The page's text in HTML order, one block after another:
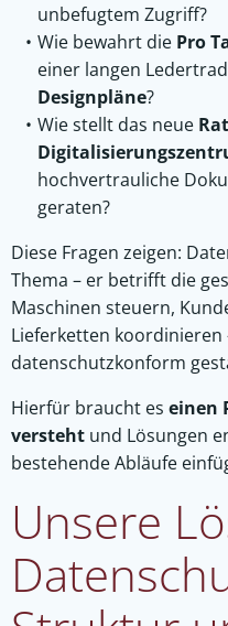
unbefugtem Zugriff?
Wie bewahrt die Pro
einer langen
Designpläne?
Wie stellt das neue
hochvertrauliche
geraten?
Diese Fragen zeigen:
Thema – er betrifft die
Maschinen steuern,
Lieferketten koordinieren
datenschutzkonform
Hierfür braucht es einen
versteht und Lösungen
bestehende Abläufe
Unsere